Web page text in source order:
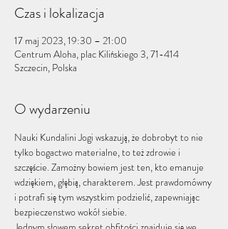
Czas i lokalizacja
17 maj 2023, 19:30 – 21:00
Centrum Aloha, plac Kilińskiego 3, 71-414
Szczecin, Polska
O wydarzeniu
Nauki Kundalini Jogi wskazują, że dobrobyt to nie
tylko bogactwo materialne, to też zdrowie i
szczęście. Zamożny bowiem jest ten, kto emanuje
wdziękiem, głębią, charakterem. Jest prawdomówny
i potrafi się tym wszystkim podzielić, zapewniając
bezpieczenstwo wokół siebie.